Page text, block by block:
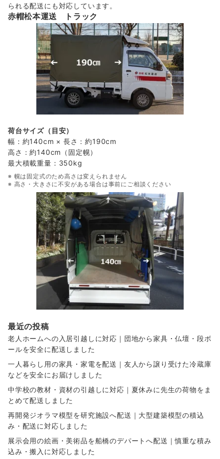
られる配送にも対応しています。
赤帽松本運送 トラック
荷台サイズ（目安）
幅：約140cm × 長さ：約190cm
高さ：約140cm（固定幌）
最大積載重量：350kg
※ 幌は固定式のため高さは変えられません
※ 高さ・大きさに不安がある場合は事前にご相談ください
最近の投稿
老人ホームへの入居引越しに対応｜団地から家具・仏壇・段ボ
ールを安全に配送しました
一人暮らし用の家具・家電を配送｜友人から譲り受けた冷蔵庫
などを安全にお届けしました
中学校の教材・資材の引越しに対応｜夏休みに先生の荷物をま
とめて配送しました
再開発ジオラマ模型を研究施設へ配送｜大型建築模型の積込
み・配送に対応しました
展示会用の絵画・美術品を船橋のデパートへ配送｜慎重な積み
込み・搬入に対応しました